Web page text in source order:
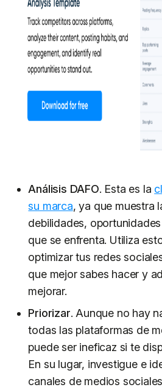
Análisis DAFO. Esta es la
su marca, ya que muestra
debilidades,
que se enfrenta. Utiliza
optimizar tus redes
que mejor sabes hacer y
mejorar.
Priorizar. Aunque no hay
todas las plataformas de
puede ser ineficaz si te
En su lugar, investigue e
canales de medios